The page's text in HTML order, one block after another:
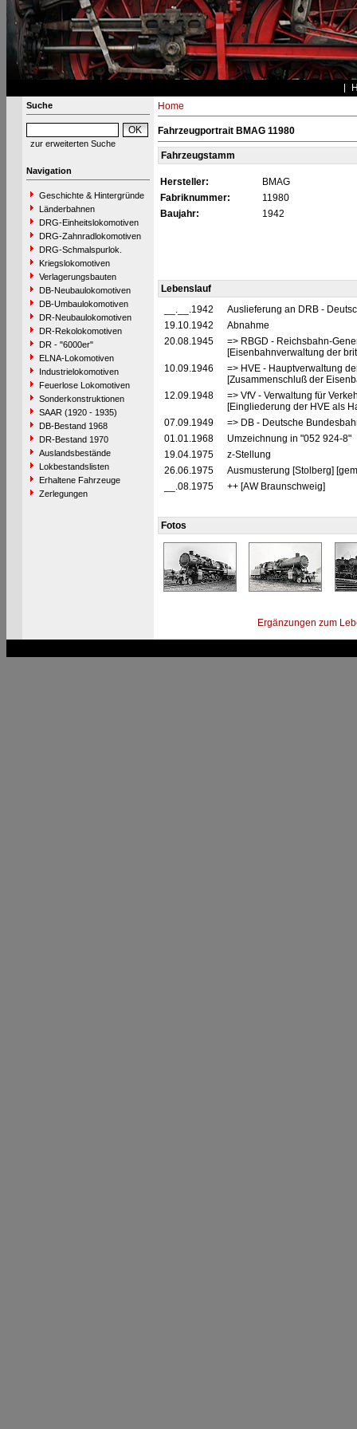
Suche
zur erweiterten Suche
Navigation
Geschichte & Hintergründe
Länderbahnen
DRG-Einheitslokomotiven
DRG-Zahnradlokomotiven
DRG-Schmalspurlok.
Kriegslokomotiven
Verlagerungsbauten
DB-Neubaulokomotiven
DB-Umbaulokomotiven
DR-Neubaulokomotiven
DR-Rekolokomotiven
DR - "6000er"
ELNA-Lokomotiven
Industrielokomotiven
Feuerlose Lokomotiven
Sonderkonstruktionen
SAAR (1920 - 1935)
DB-Bestand 1968
DR-Bestand 1970
Auslandsbestände
Lokbestandslisten
Erhaltene Fahrzeuge
Zerlegungen
Home
Fahrzeugportrait BMAG 11980
Fahrzeugstamm
Hersteller:
BMAG
Fabriknummer:
11980
Baujahr:
1942
Lebenslauf
__.__.1942
Auslieferung an DRB -
19.10.1942
Abnahme
20.08.1945
=> RBGD - Reichsbahn-
[Eisenbahnverwaltung der
10.09.1946
=> HVE - Hauptverwaltung
[Zusammenschluß der
12.09.1948
=> VfV - Verwaltung für
[Eingliederung der HVE als
07.09.1949
=> DB - Deutsche
01.01.1968
Umzeichnung in "052 924-8"
19.04.1975
z-Stellung
26.06.1975
Ausmusterung [Stolberg]
__.08.1975
++ [AW Braunschweig]
Fotos
Ergänzungen zum